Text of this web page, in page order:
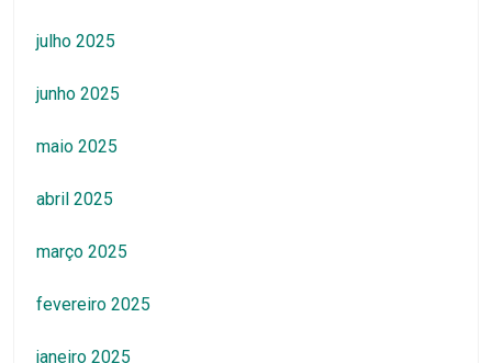
julho 2025
junho 2025
maio 2025
abril 2025
março 2025
fevereiro 2025
janeiro 2025